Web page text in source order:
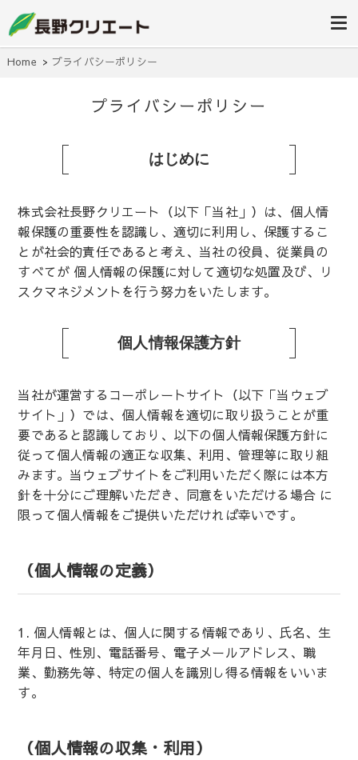
長野クリエ
ート
せください！
Home プライバシーポリシー
プライバシーポリシー
はじめに
株式会社長野クリエート（以下「当社」）は、個人情
報保護の重要性を認識し、適切に利用し、保護するこ
とが社会的責任であると考え、当社の役員、従業員の
すべてが 個人情報の保護に対して適切な処置及び、リ
スクマネジメントを行う努力をいたします。
個人情報保護方針
当社が運営するコーポレートサイト（以下「当ウェブ
サイト」）では、個人情報を適切に取り扱うことが重
要であると認識しており、以下の個人情報保護方針に
従って個人情報の適正な収集、利用、管理等に取り組
みます。当ウェブサイトをご利用いただく際には本方
針を十分にご理解いただき、同意をいただける場合 に
限って個人情報をご提供いただければ幸いです。
（個人情報の定義）
1. 個人情報とは、個人に関する情報であり、氏名、生
年月日、性別、電話番号、電子メールアドレス、職
業、勤務先等、特定の個人を識別し得る情報をいいま
す。
（個人情報の収集・利用）